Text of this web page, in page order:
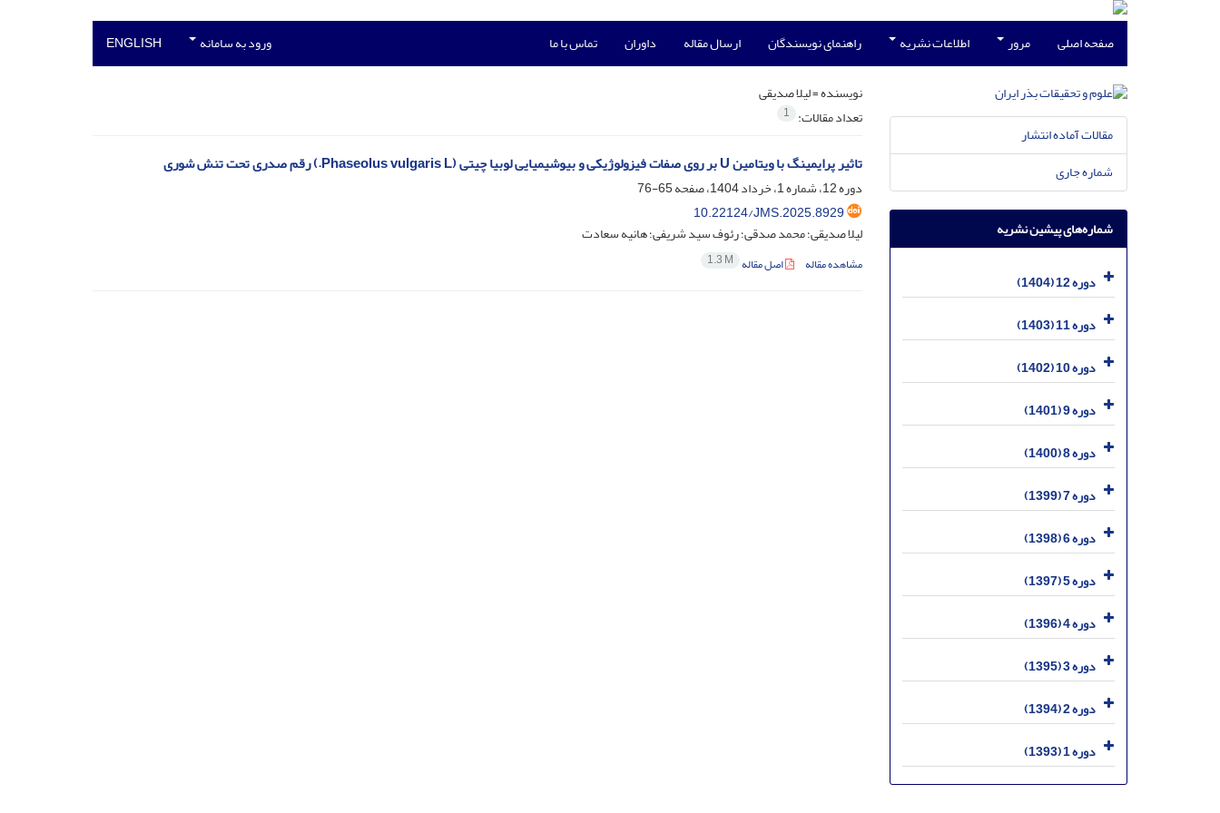
صفحه اصلی مرور اطلاعات نشریه راهنمای نویسندگان ارسال مقاله داوران تماس با ما ورود به سامانه ENGLISH
نویسنده =لیلا صدیقی
تعداد مقالات: 1
تاثیر پرایمینگ با ویتامین U بر روی صفات فیزولوژیکی و بیوشیمیایی لوبیا چیتی (Phaseolus vulgaris L.) رقم صدری تحت تنش شوری
دوره 12، شماره 1، خرداد 1404، صفحه
65-76
10.22124/JMS.2025.8929
لیلا صدیقی؛ محمد صدقی؛ رئوف سید شریفی؛ هانیه سعادت
مشاهده مقاله اصل مقاله 1.3 M
مقالات آماده انتشار
شماره جاری
شماره‌های پیشین نشریه
دوره 12 (1404)
دوره 11 (1403)
دوره 10 (1402)
دوره 9 (1401)
دوره 8 (1400)
دوره 7 (1399)
دوره 6 (1398)
دوره 5 (1397)
دوره 4 (1396)
دوره 3 (1395)
دوره 2 (1394)
دوره 1 (1393)